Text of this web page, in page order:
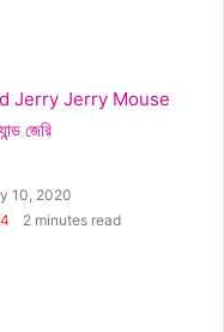
Jerry Jerry Mouse
জেরি
10, 2020
2 minutes read